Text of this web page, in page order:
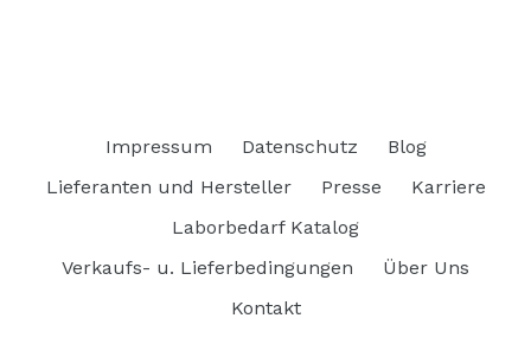
Impressum Datenschutz
Blog
Lieferanten und Hersteller
Presse
Karriere
Laborbedarf Katalog
Verkaufs- u. Lieferbedingungen
Über Uns
Kontakt